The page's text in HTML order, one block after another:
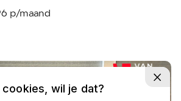
p/maand
wil je dat?